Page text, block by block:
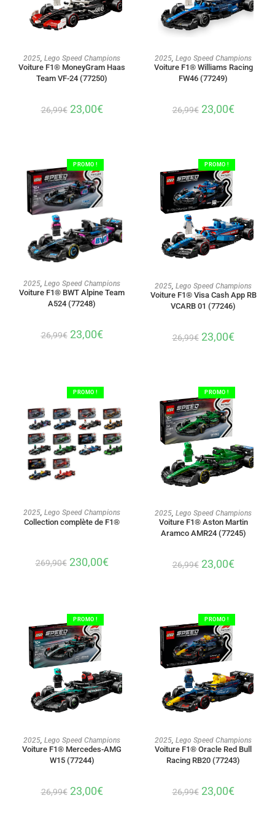
AJOUTER AU PANIER
2025, Lego Speed Champions
Voiture F1® MoneyGram Haas
Team VF-24 (77250)
26,99€ 23,00€
AJOUTER AU PANIER
2025, Lego Speed Champions
Voiture F1® Williams Racing
FW46 (77249)
26,99€ 23,00€
PROMO !
AJOUTER AU PANIER
2025, Lego Speed Champions
Voiture F1® BWT Alpine Team
A524 (77248)
26,99€ 23,00€
PROMO !
2025 Lego Speed Champions
Voiture F1® Visa Cash App RB
VCARB 01 (77246)
26,99€ 23,00€
PROMO !
AJOUTER AU PANIER
2025, Lego Speed Champions
Collection complète de F1®
269,90€ 230,00€
PROMO !
AJOUTER AU PANIER
2025, Lego Speed Champions
Voiture F1® Aston Martin
Aramco AMR24 (77245)
26,99€ 23,00€
PROMO !
AJOUTER AU PANIER
2025, Lego Speed Champions
Voiture F1® Mercedes-AMG
W15 (77244)
26,99€ 23,00€
PROMO !
AJOUTER AU PANIER
2025, Lego Speed Champions
Voiture F1® Oracle Red Bull
Racing RB20 (77243)
26,99€ 23,00€